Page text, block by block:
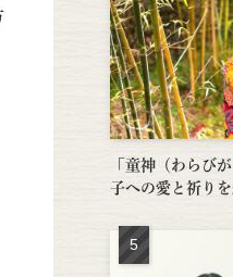
「童神（わらび
子への愛と祈り